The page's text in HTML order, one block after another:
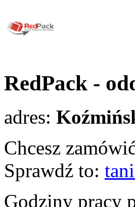
RedPack -
adres:
Chcesz
Sprawdź to:
Godziny pracy